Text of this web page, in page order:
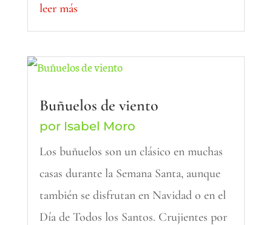
leer más
Buñuelos de viento
por Isabel Moro
Los buñuelos son un clásico en muchas
casas durante la Semana Santa, aunque
también se disfrutan en Navidad o en el
Día de Todos los Santos. Crujientes por